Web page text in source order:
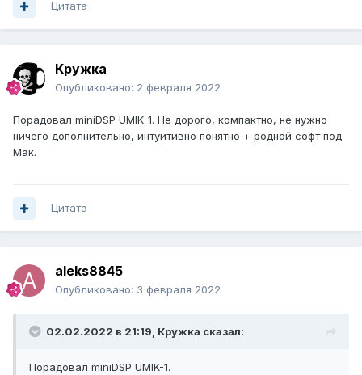
Цитата
Кружка
Опубликовано: 2 февраля 2022
Порадовал miniDSP UMIK-1. Не дорого, компактно, не нужно
ничего дополнительно, интуитивно понятно + родной софт под
Мак.
Цитата
aleks8845
Опубликовано: 3 февраля 2022
02.02.2022 в 21:19, Кружка сказал:
Порадовал miniDSP UMIK-1.